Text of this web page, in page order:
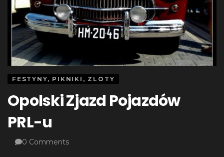
FESTYNY, PIKNIKI, ZLOTY
Opolski Zjazd Pojazdów
PRL-u
0 Comments